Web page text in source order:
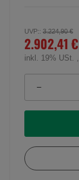
UVP:: 3.224,90 €
2.902,41 €
inkl. 19% USt. ,